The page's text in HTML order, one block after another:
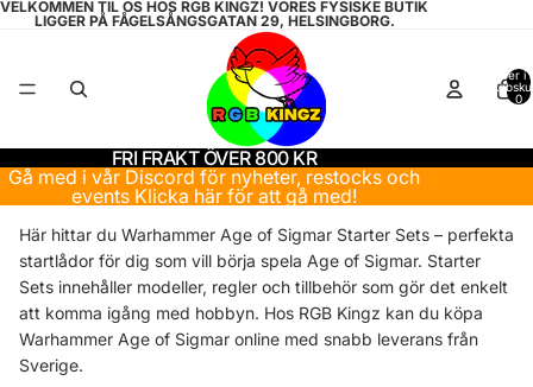
VELKOMMEN TIL OS HOS RGB KINGZ! VORES FYSISKE BUTIK
LIGGER PÅ FÅGELSÅNGSGATAN 29, HELSINGBORG.
Varer i
0
FRI FRAKT ÖVER 800 KR
Gå med i vår Discord för nyheter, restocks och
events Klicka här för att gå med!
Här hittar du Warhammer Age of Sigmar Starter Sets – perfekta
startlådor för dig som vill börja spela Age of Sigmar. Starter
Sets innehåller modeller, regler och tillbehör som gör det enkelt
att komma igång med hobbyn. Hos RGB Kingz kan du köpa
Warhammer Age of Sigmar online med snabb leverans från
Sverige.